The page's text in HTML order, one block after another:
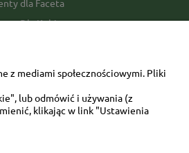
dla Faceta
Dla Kobiety
z mediami społecznościowymi. Pliki
lub odmówić i używania (z
klikając w link "Ustawienia